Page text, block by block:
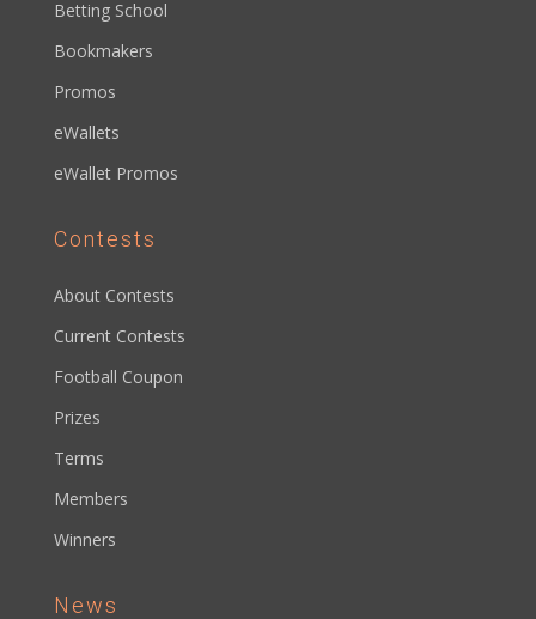
Betting School
Bookmakers
Promos
eWallets
eWallet Promos
Contests
About Contests
Current Contests
Football Coupon
Prizes
Terms
Members
Winners
News